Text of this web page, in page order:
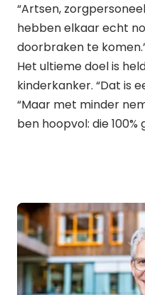
“Artsen,
hebben elkaar echt
doorbraken te
Het ultieme doel is
kinderkanker. “Dat is
“Maar met minder
ben hoopvol: die 100%